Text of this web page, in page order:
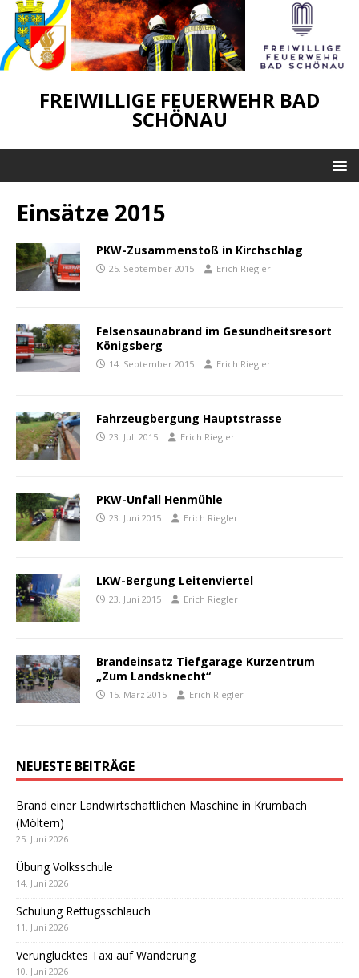
FREIWILLIGE FEUERWEHR BAD
SCHÖNAU
Einsätze 2015
PKW-Zusammenstoß in Kirchschlag
25. September 2015 Erich Riegler
Felsensaunabrand im Gesundheitsresort
Königsberg
14. September 2015 Erich Riegler
Fahrzeugbergung Hauptstrasse
23. Juli 2015 Erich Riegler
PKW-Unfall Henmühle
23. Juni 2015 Erich Riegler
LKW-Bergung Leitenviertel
23. Juni 2015 Erich Riegler
Brandeinsatz Tiefgarage Kurzentrum
„Zum Landsknecht“
15. März 2015 Erich Riegler
NEUESTE BEITRÄGE
Brand einer Landwirtschaftlichen Maschine in Krumbach
(Möltern)
25. Juni 2026
Übung Volksschule
14. Juni 2026
Schulung Rettugsschlauch
11. Juni 2026
Verunglücktes Taxi auf Wanderung
10. Juni 2026